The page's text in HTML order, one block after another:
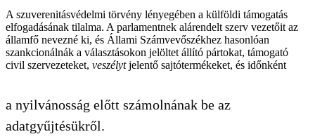
A szuverenitásvédelmi törvény lényegében a külföldi támogatás
elfogadásának tilalma. A parlamentnek alárendelt szerv vezetőit az
államfő nevezné ki, és Állami Számvevőszékhez hasonlóan
szankcionálnák a választásokon jelöltet állító pártokat, támogató
civil szervezeteket, veszélytjelentő sajtótermékeket, és időnként
a nyilvánosság előtt számolnának be az
adatgyűjtésükről.